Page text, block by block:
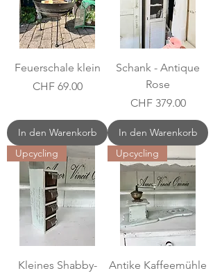
Feuerschale klein
Preis
CHF 69.00
In den Warenkorb
Schank - Antique
Rose
Preis
CHF 379.00
In den Warenkorb
Upcycling
Kleines Shabby-
Upcycling
Antike Kaffeemühle